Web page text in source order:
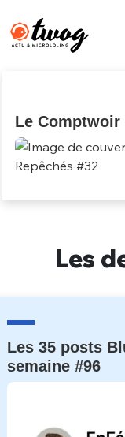
Le Comptwoir
Les
Les 35 posts
semaine #96
JE
PSEUDO*
EMAIL*
PASSWORD*
Que
Ma